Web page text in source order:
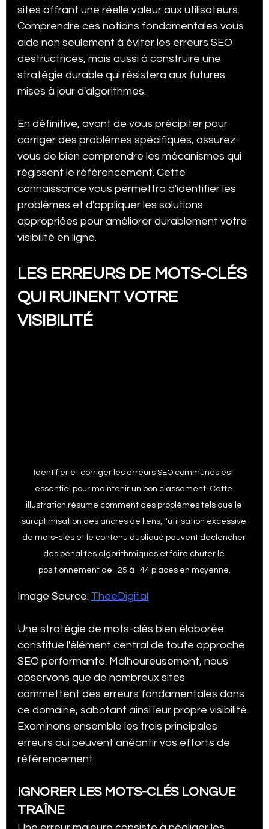
sites offrant une réelle valeur aux utilisateurs.
Comprendre ces notions fondamentales vous
aide non seulement à éviter les erreurs SEO
destructrices, mais aussi à construire une
stratégie durable qui résistera aux futures
mises à jour d'algorithmes.
En définitive, avant de vous précipiter pour
corriger des problèmes spécifiques, assurez-
vous de bien comprendre les mécanismes qui
régissent le référencement. Cette
connaissance vous permettra d'identifier les
problèmes et d'appliquer les solutions
appropriées pour améliorer durablement votre
visibilité en ligne.
LES ERREURS DE MOTS-CLÉS
QUI RUINENT VOTRE
VISIBILITÉ
Identifier et corriger les erreurs SEO communes est
essentiel pour maintenir un bon classement. Cette
illustration résume comment des problèmes tels que le
suroptimisation des ancres de liens, l'utilisation excessive
de mots-clés et le contenu dupliqué peuvent déclencher
des pénalités algorithmiques et faire chuter le
positionnement de -25 à -44 places en moyenne.
Image Source: TheeDigital
Une stratégie de mots-clés bien élaborée
constitue l'élément central de toute approche
SEO performante. Malheureusement, nous
observons que de nombreux sites
commettent des erreurs fondamentales dans
ce domaine, sabotant ainsi leur propre visibilité.
Examinons ensemble les trois principales
erreurs qui peuvent anéantir vos efforts de
référencement.
IGNORER LES MOTS-CLÉS LONGUE
TRAÎNE